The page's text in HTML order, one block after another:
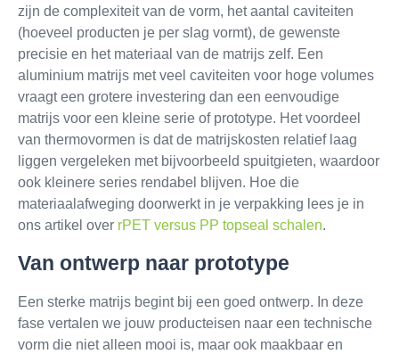
zijn de complexiteit van de vorm, het aantal caviteiten
(hoeveel producten je per slag vormt), de gewenste
precisie en het materiaal van de matrijs zelf. Een
aluminium matrijs met veel caviteiten voor hoge volumes
vraagt een grotere investering dan een eenvoudige
matrijs voor een kleine serie of prototype. Het voordeel
van thermovormen is dat de matrijskosten relatief laag
liggen vergeleken met bijvoorbeeld spuitgieten, waardoor
ook kleinere series rendabel blijven. Hoe die
materiaalafweging doorwerkt in je verpakking lees je in
ons artikel over rPET versus PP topseal schalen.
Van ontwerp naar prototype
Een sterke matrijs begint bij een goed ontwerp. In deze
fase vertalen we jouw producteisen naar een technische
vorm die niet alleen mooi is, maar ook maakbaar en